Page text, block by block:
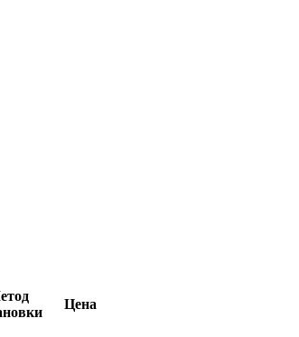
Цена